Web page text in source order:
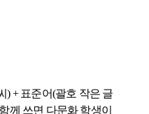
) + 표준어(괄호 작은 글
께 쓰면 다문화 학생이